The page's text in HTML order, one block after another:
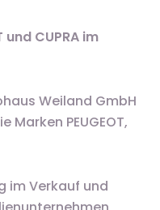
und CUPRA im
Weiland GmbH
Marken PEUGEOT,
im Verkauf und